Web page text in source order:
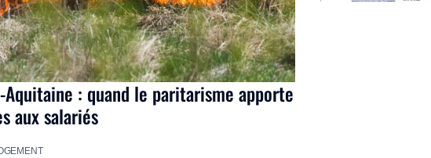
: quand le paritarisme apporte
aux salariés